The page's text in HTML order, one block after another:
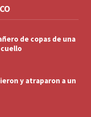
de copas de una
y atraparon a un